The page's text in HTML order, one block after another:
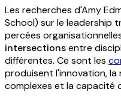
Les recherches d'Amy
School) sur le leadership
percées
intersectionsentre
différentes. Ce sont les
produisent l'innovation,
complexes et la capacité